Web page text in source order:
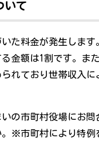
いて
た料金が発生します
金額は1割です。ま
れており世帯収入に
の市町村役場にお問
。※市町村により特例